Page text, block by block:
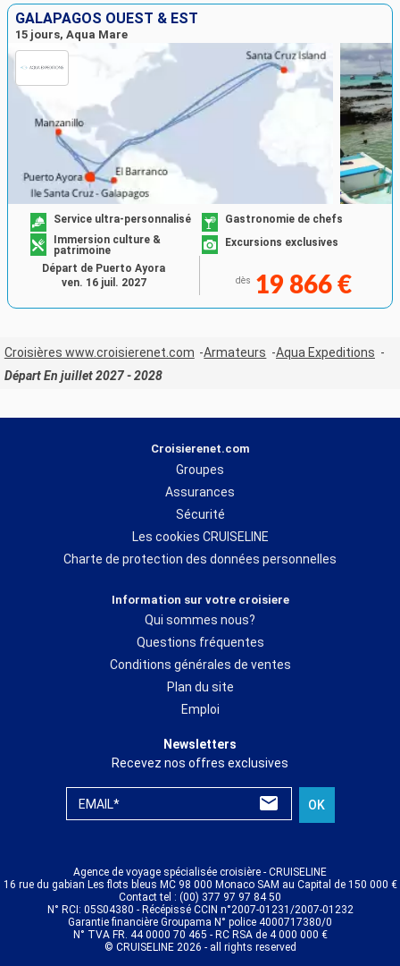
GALAPAGOS OUEST & EST
15 jours, Aqua Mare
Service ultra-personnalisé
Gastronomie de chefs
Immersion culture &
patrimoine
Excursions exclusives
dès 19 866 €
Départ de Puerto Ayora
ven. 16 juil. 2027
Croisières www.croisierenet.com Armateurs
Aqua Expeditions
Départ En juillet 2027 - 2028
Croisierenet.com
Groupes
Assurances
Sécurité
Les cookies CRUISELINE
Charte de protection des données personnelles
Information sur votre croisiere
Qui sommes nous?
Questions fréquentes
Conditions générales de ventes
Plan du site
Emploi
Newsletters
Recevez nos offres exclusives
EMAIL* OK
Agence de voyage spécialisée croisière - CRUISELINE
16 rue du gabian Les flots bleus MC 98 000 Monaco SAM au Capital de 150 000 €
Contact tel : (00) 377 97 97 84 50
N° RCI: 05S04380 - Récépissé CCIN n°2007-01231/2007-01232
Garantie financière Groupama N° police 4000717380/0
N° TVA FR. 44 0000 70 465 - RC RSA de 4 000 000 €
© CRUISELINE 2026 - all rights reserved